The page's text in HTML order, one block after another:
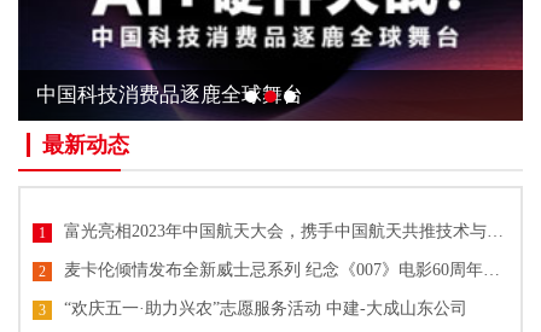
中国科技消费品逐鹿全球舞台
最新动态
1
2
3 “欢庆五一·助力兴农”志愿服务活动 中建-大成山东公司